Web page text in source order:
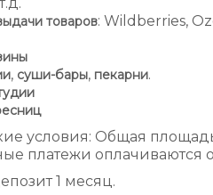
товаров: Wildberries,
, суши-бары, пекарни.
условия: Общая
платежи оплачиваются
1 месяц.